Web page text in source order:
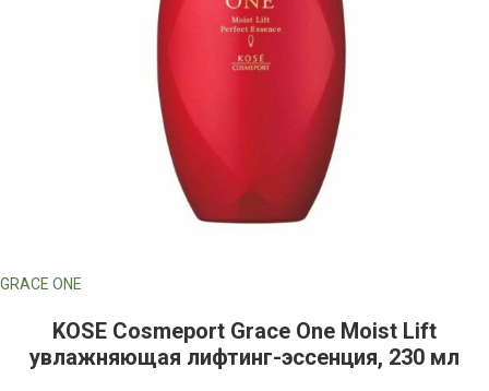
GRACE ONE
KOSE Cosmeport Grace One Moist Lift
увлажняющая лифтинг-эссенция, 230 мл